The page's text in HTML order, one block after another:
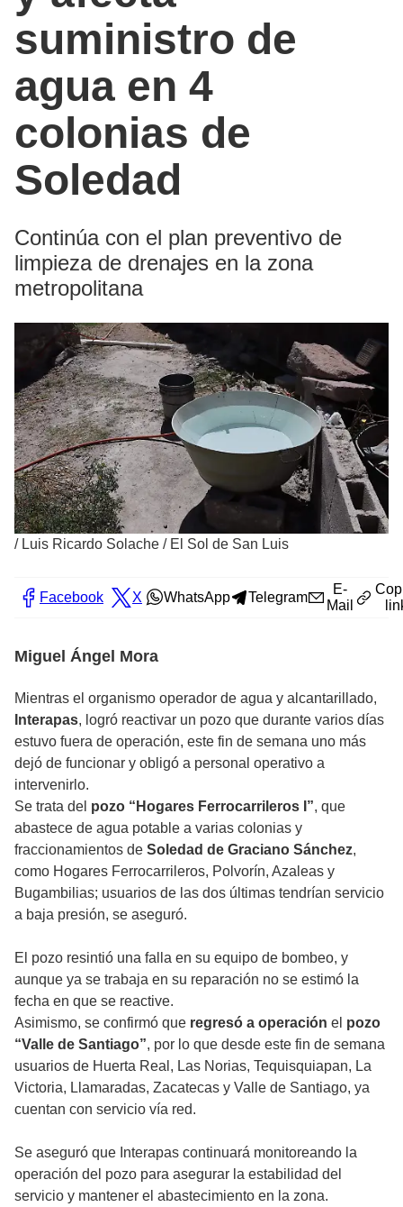
suministro de
agua en 4
colonias de
Soledad
Continúa con el plan preventivo de
limpieza de drenajes en la zona
metropolitana
/ Luis Ricardo Solache / El Sol de San Luis
Facebook X WhatsApp Telegram
E-
Mail
Miguel Ángel Mora
Mientras el organismo operador de agua y alcantarillado,
Interapas, logró reactivar un pozo que durante varios días
estuvo fuera de operación, este fin de semana uno más
dejó de funcionar y obligó a personal operativo a
intervenirlo.
Se trata del pozo “Hogares Ferrocarrileros I”, que
abastece de agua potable a varias colonias y
fraccionamientos de Soledad de Graciano Sánchez,
como Hogares Ferrocarrileros, Polvorín, Azaleas y
Bugambilias; usuarios de las dos últimas tendrían servicio
a baja presión, se aseguró.
El pozo resintió una falla en su equipo de bombeo, y
aunque ya se trabaja en su reparación no se estimó la
fecha en que se reactive.
Asimismo, se confirmó que regresó a operación el pozo
“Valle de Santiago”, por lo que desde este fin de semana
usuarios de Huerta Real, Las Norias, Tequisquiapan, La
Victoria, Llamaradas, Zacatecas y Valle de Santiago, ya
cuentan con servicio vía red.
Se aseguró que Interapas continuará monitoreando la
operación del pozo para asegurar la estabilidad del
servicio y mantener el abastecimiento en la zona.